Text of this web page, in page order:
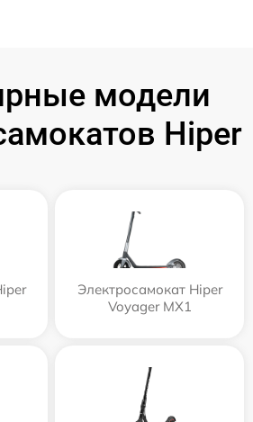
модели
Hiper
Электросамокат Hiper
Voyager MX1